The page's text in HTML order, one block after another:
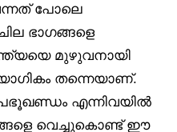
പോലെ
ഭാഗങ്ങളെ
മുഴുവനായി
തന്നെയാണ്.
എന്നിവയിൽ
വെച്ചുകൊണ്ട് ഈ